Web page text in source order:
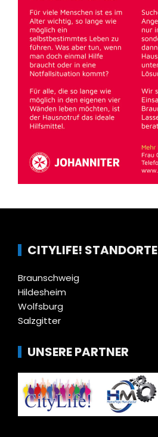
CITYLIFE! STANDORTE
Braunschweig
Hildesheim
Wolfsburg
Salzgitter
UNSERE PARTNER